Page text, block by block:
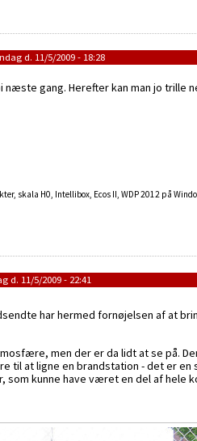
d. 11/5/2009 - 18:28
gang. Herefter kan man jo trille
skala H0, Intellibox, Ecos II, WDP 2012 på
d. 11/5/2009 - 22:41
har hermed fornøjelsen af at
men der er da lidt at se på.
til at ligne en brandstation - det er
som kunne have været en del af hele